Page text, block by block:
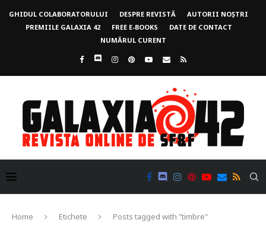
GHIDUL COLABORATORULUI DESPRE REVISTĂ
AUTORII NOȘTRI
PREMIILE GALAXIA 42
FREE E-BOOKS
DATE DE CONTACT
NUMĂRUL CURENT
Home Etichete Posts tagged with "timbre"